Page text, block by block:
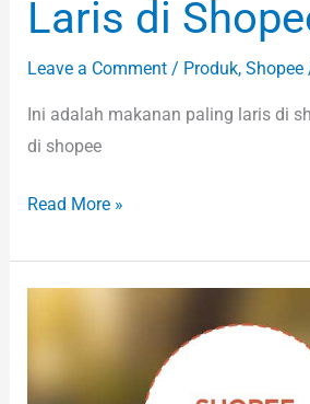
Laris di
Leave a Comment / Produk, Shopee
Ini adalah makanan paling laris di
di shopee
Read More »
Shopee: